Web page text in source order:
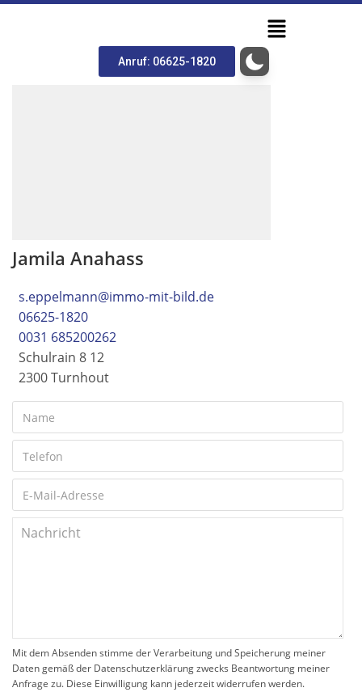
Anruf: 06625-1820
Jamila Anahass
s.eppelmann@immo-mit-bild.de
06625-1820
0031 685200262
Schulrain 8 12
2300 Turnhout
Mit dem Absenden stimme der Verarbeitung und Speicherung meiner
Daten gemäß der Datenschutzerklärung zwecks Beantwortung meiner
Anfrage zu. Diese Einwilligung kann jederzeit widerrufen werden.